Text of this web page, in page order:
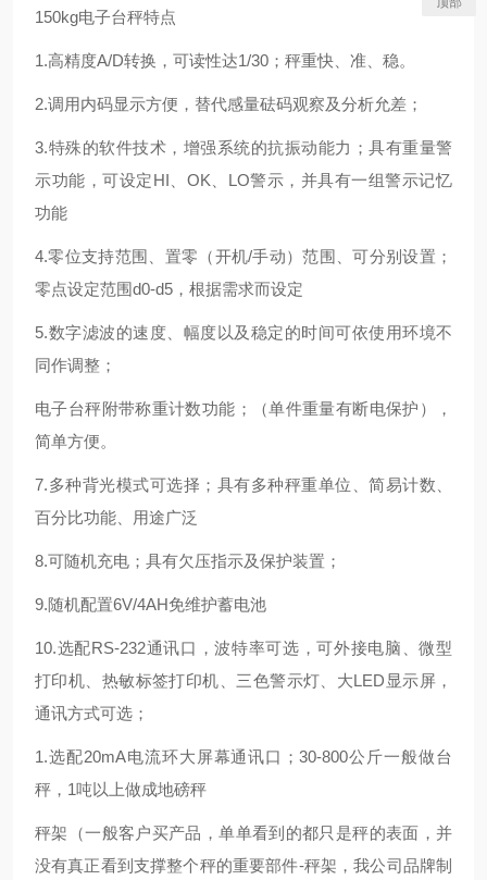
150kg电子台秤特点
1.高精度A/D转换，可读性达1/30；秤重快、准、稳。
2.调用内码显示方便，替代感量砝码观察及分析允差；
3.特殊的软件技术，增强系统的抗振动能力；具有重量警
示功能，可设定HI、OK、LO警示，并具有一组警示记忆
功能
4.零位支持范围、置零（开机/手动）范围、可分别设置；
零点设定范围d0-d5，根据需求而设定
5.数字滤波的速度、幅度以及稳定的时间可依使用环境不
同作调整；
电子台秤附带称重计数功能；（单件重量有断电保护），
简单方便。
7.多种背光模式可选择；具有多种秤重单位、简易计数、
百分比功能、用途广泛
8.可随机充电；具有欠压指示及保护装置；
9.随机配置6V/4AH免维护蓄电池
10.选配RS-232通讯口，波特率可选，可外接电脑、微型
打印机、热敏标签打印机、三色警示灯、大LED显示屏，
通讯方式可选；
1.选配20mA电流环大屏幕通讯口；30-800公斤一般做台
秤，1吨以上做成地磅秤
秤架（一般客户买产品，单单看到的都只是秤的表面，并
没有真正看到支撑整个秤的重要部件-秤架，我公司品牌制